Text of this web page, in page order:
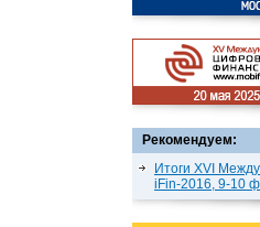
Рекомендуем:
Итоги XVI
iFin-2016, 9-10